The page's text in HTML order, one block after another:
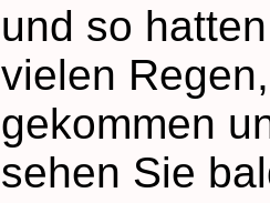
und so
vielen
gekommen
sehen Sie